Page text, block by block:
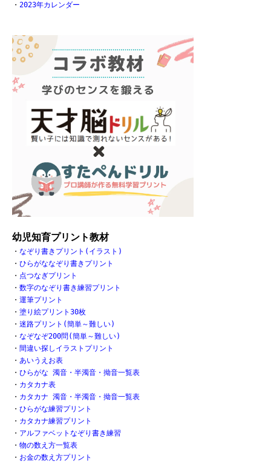
・ 2023年カレンダー
幼児知育プリント教材
・ なぞり書きプリント(イラスト)
・ ひらがななぞり書きプリント
・ 点つなぎプリント
・ 数字のなぞり書き練習プリント
・ 運筆プリント
・ 塗り絵プリント30枚
・ 迷路プリント(簡単～難しい)
・ なぞなぞ200問(簡単～難しい)
・ 間違い探しイラストプリント
・ あいうえお表
・ ひらがな 濁音・半濁音・拗音一覧表
・ カタカナ表
・ カタカナ 濁音・半濁音・拗音一覧表
・ ひらがな練習プリント
・ カタカナ練習プリント
・ アルファベットなぞり書き練習
・ 物の数え方一覧表
・ お金の数え方プリント